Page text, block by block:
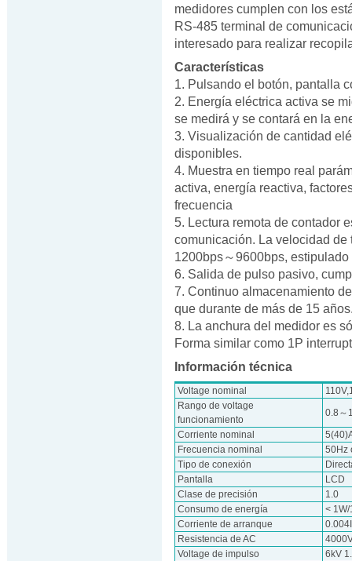
medidores cumplen con los
RS-485 terminal de
interesado para realizar
Características
1. Pulsando el botón, pantalla
2. Energía eléctrica activa se
se medirá y se contará en la
3. Visualización de cantidad
disponibles.
4. Muestra en tiempo real
activa, energía reactiva,
frecuencia
5. Lectura remota de contador
comunicación. La velocidad
1200bps～9600bps,
6. Salida de pulso pasivo,
7. Continuo almacenamiento
que durante de más de 15
8. La anchura del medidor es
Forma similar como 1P
Información técnica
Voltage nominal
Rango de voltage
funcionamiento
0.8～
Corriente nominal
Frecuencia nominal
50Hz
Tipo de conexión
Pantalla
LCD
Clase de precisión
1.0
Consumo de energía
<
Corriente de arranque
Resistencia de AC
Voltage de impulso
6kV